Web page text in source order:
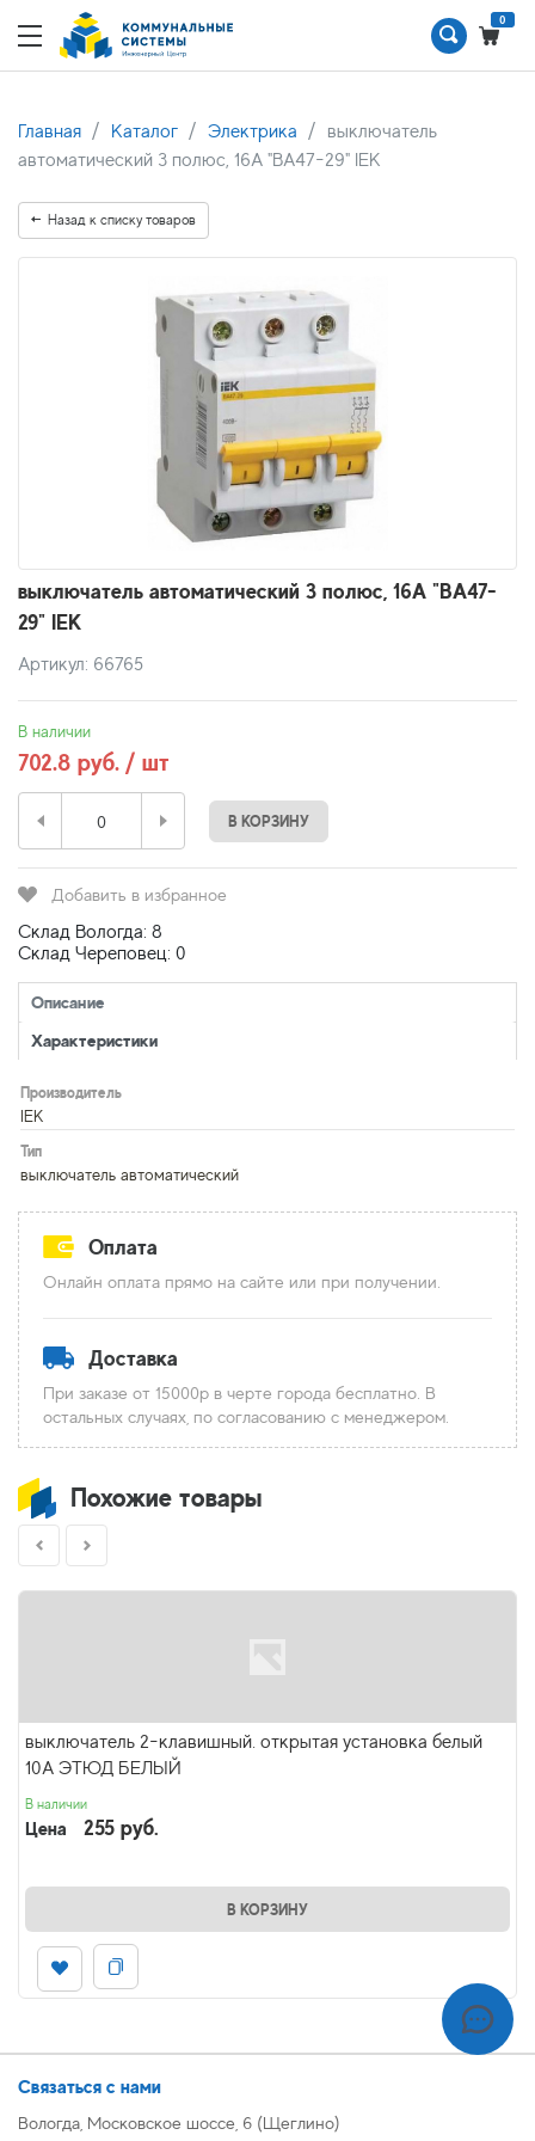
0
Главная Каталог Электрика
выключатель
автоматический 3 полюс, 16А "ВА47-29" IEK
Назад к списку товаров
выключатель автоматический 3 полюс, 16А "ВА47-
29" IEK
Артикул: 66765
В наличии
702.8 руб. / шт
В КОРЗИНУ
Добавить в избранное
Склад Вологда: 8
Склад Череповец: 0
Описание
Характеристики
Производитель
IEK
Тип
выключатель автоматический
Оплата
Онлайн оплата прямо на сайте или при получении.
Доставка
При заказе от 15000р в черте города бесплатно. В
остальных случаях, по согласованию с менеджером.
Похожие товары
выключатель 2-клавишный. открытая установка белый
10А ЭТЮД БЕЛЫЙ
В наличии
Цена 255 руб.
В КОРЗИНУ
Связаться с нами
Вологда, Московское шоссе, 6 (Щеглино)